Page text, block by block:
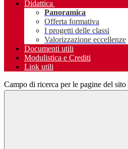
Didattica
Panoramica
Offerta formativa
I progetti delle classi
Valorizzazione eccellenze
Documenti utili
Modulistica e Crediti
Link utili
Campo di ricerca per le pagine del sito